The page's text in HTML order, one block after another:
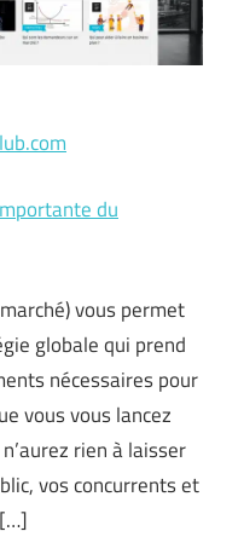
du
vous permet
globale qui prend
nécessaires pour
vous vous lancez
rien à laisser
vos concurrents et